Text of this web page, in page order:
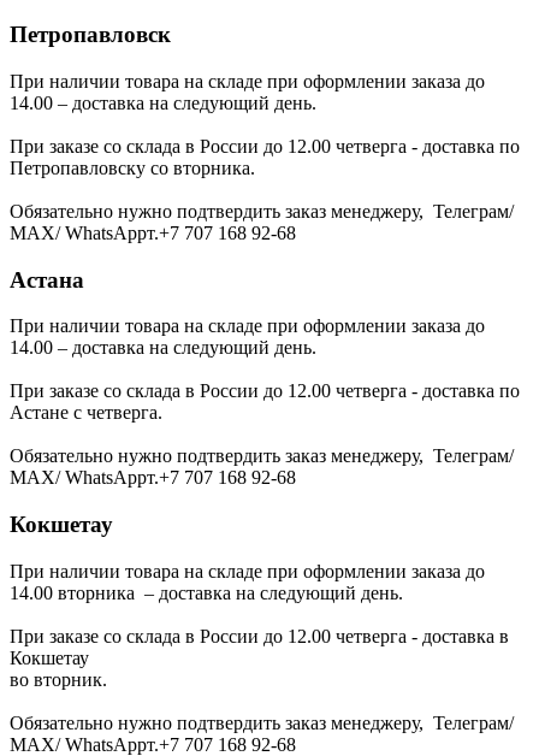
Петропавловск
При наличии товара на складе при оформлении заказа до
14.00 – доставка на следующий день.
При заказе со склада в России до 12.00 четверга - доставка по
Петропавловску со вторника.
Обязательно нужно подтвердить заказ менеджеру, Телеграм/
МАХ/ WhatsAppт.+7 707 168 92-68
Астана
При наличии товара на складе при оформлении заказа до
14.00 – доставка на следующий день.
При заказе со склада в России до 12.00 четверга - доставка по
Астане с четверга.
Обязательно нужно подтвердить заказ менеджеру, Телеграм/
МАХ/ WhatsAppт.+7 707 168 92-68
Кокшетау
При наличии товара на складе при оформлении заказа до
14.00 вторника – доставка на следующий день.
При заказе со склада в России до 12.00 четверга - доставка в
Кокшетау
во вторник.
Обязательно нужно подтвердить заказ менеджеру, Телеграм/
МАХ/ WhatsAppт.+7 707 168 92-68